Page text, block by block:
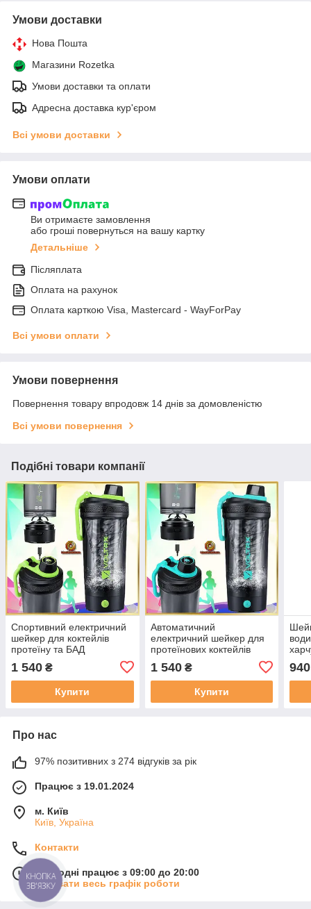
Умови доставки
Нова Пошта
Магазини Rozetka
Умови доставки та оплати
Адресна доставка кур'єром
Всі умови доставки
Умови оплати
Ви отримаєте замовлення
або гроші повернуться на вашу картку
Детальніше
Післяплата
Оплата на рахунок
Оплата карткою Visa, Mastercard - WayForPay
Всі умови оплати
Умови повернення
Повернення товару впродовж 14 днів за домовленістю
Всі умови повернення
Подібні товари компанії
Спортивний електричний
шейкер для коктейлів
протеїну та БАД
шейкер VOLTRX Gallium
700 мл. Tritan Green
1 540 ₴
Купити
Автоматичний
електричний шейкер для
протеїнових коктейлів
спортивний міксер шейкер
VOLTRX Gallium 700
мл. Tritan Mint
1 540₴
Купити
940
Про нас
97% позитивних з 274 відгуків за рік
Працює з 19.01.2024
м. Київ
Київ, Україна
Контакти
Сьогодні працює з 09:00 до 20:00
Показати весь графік роботи
КНОПКА
ЗВ'ЯЗКУ